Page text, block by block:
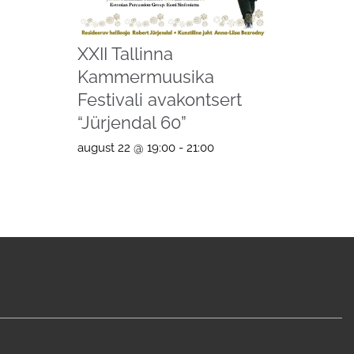
XXII Tallinna
Kammermuusika
Festivali avakontsert
“Jürjendal 60”
august 22 @ 19:00- 21:00